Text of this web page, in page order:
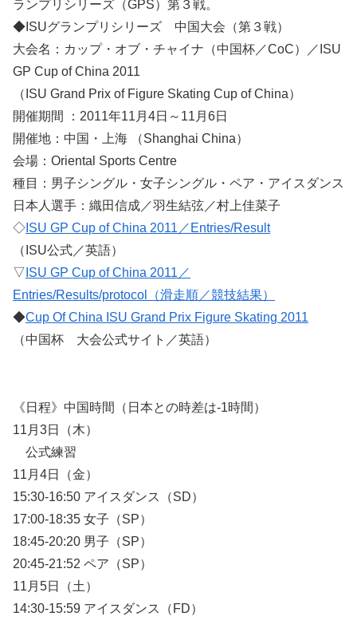
ランプリシリーズ（GPS）第３戦。
◆ISUグランプリシリーズ 中国大会（第３戦）
大会名：カップ・オブ・チャイナ（中国杯／CoC）／ISU
GP Cup of China 2011
（ISU Grand Prix of Figure Skating Cup of China）
開催期間 ：2011年11月4日～11月6日
開催地：中国・上海 （Shanghai China）
会場：Oriental Sports Centre
種目：男子シングル・女子シングル・ペア・アイスダンス
日本人選手：織田信成／羽生結弦／村上佳菜子
◇ ISU GP Cup of China 2011／Entries/Result
（ISU公式／英語）
▽ ISU GP Cup of China 2011／
Entries/Results/protocol（滑走順／競技結果）
◆Cup Of China ISU Grand Prix Figure Skating 2011
（中国杯 大会公式サイト／英語）
《日程》中国時間（日本との時差は-1時間）
11月3日（木）
公式練習
11月4日（金）
15:30-16:50 アイスダンス（SD）
17:00-18:35 女子（SP）
18:45-20:20 男子（SP）
20:45-21:52 ペア（SP）
11月5日（土）
14:30-15:59 アイスダンス（FD）